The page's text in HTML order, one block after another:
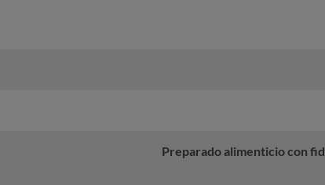
Preparado alimenticio con